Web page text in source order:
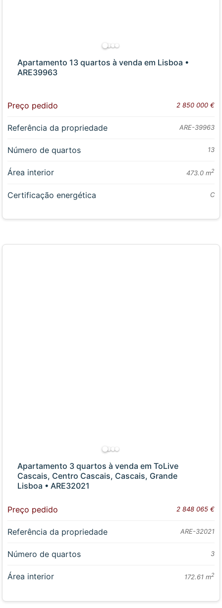
Apartamento 13 quartos à venda em Lisboa •
ARE39963
Preço pedido 2 850 000 €
Referência da propriedade ARE-39963
Número de quartos 13
Área interior 473.0 m2
Certificação energética C
Apartamento 3 quartos à venda em ToLive
Cascais, Centro Cascais, Cascais, Grande
Lisboa • ARE32021
Preço pedido 2 848 065 €
Referência da propriedade ARE-32021
Número de quartos 3
Área interior 172.61 m2